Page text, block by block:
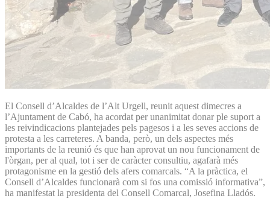
El Consell d’Alcaldes de l’Alt Urgell, reunit aquest dimecres a
l’Ajuntament de Cabó, ha acordat per unanimitat donar ple suport a
les reivindicacions plantejades pels pagesos i a les seves accions de
protesta a les carreteres. A banda, però, un dels aspectes més
importants de la reunió és que han aprovat un nou funcionament de
l'òrgan, per al qual, tot i ser de caràcter consultiu, agafarà més
protagonisme en la gestió dels afers comarcals. “A la pràctica, el
Consell d’Alcaldes funcionarà com si fos una comissió informativa”,
ha manifestat la presidenta del Consell Comarcal, Josefina Lladós.